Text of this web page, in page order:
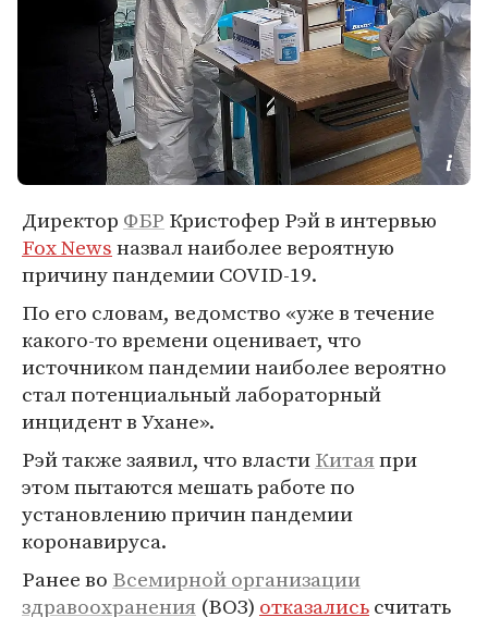
Директор ФБР Кристофер Рэй в интервью
Fox Newsназвал наиболее вероятную
причину пандемии COVID-19.
По его словам, ведомство «уже в течение
какого-то времени оценивает, что
источником пандемии наиболее вероятно
стал потенциальный лабораторный
инцидент в Ухане».
Рэй также заявил, что властиКитаяпри
этом пытаются мешать работе по
установлению причин пандемии
коронавируса.
Ранее во Всемирной организации
здравоохранения (ВОЗ) отказалисьсчитать